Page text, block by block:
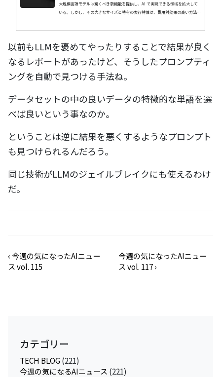
大規模言語モデルは驚くべき新機能を提供し、AI で実現できる領域を拡大して
いる。しかし、その大きなサイズと特有の実行特性は、費用対効果の高い方法で
以前もLLMを褒めてやったりすることで結果が良く
なるレポートがあったけど、そうしたプロンプティ
ングを自動で見つける手法ね。
データセットの中の良いデータの特徴的な単語を選
べば良いという事なのか。
ということは逆に結果を悪くするようなプロンプト
も見つけられるんだろう。
同じ技術がLLMのジェイルブレイクにも使えるわけ
だ。
‹今週の気になったAIニュー
ス vol. 115
今週の気になったAIニュー
ス vol. 117›
カテゴリー
TECH BLOG(221)
今週の気になるAIニュース (221)